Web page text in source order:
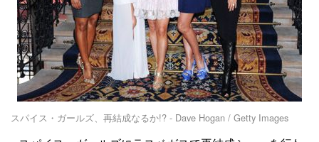
スパイス・ガールズ、再結成なるか!? - Dave Hogan / Getty Images